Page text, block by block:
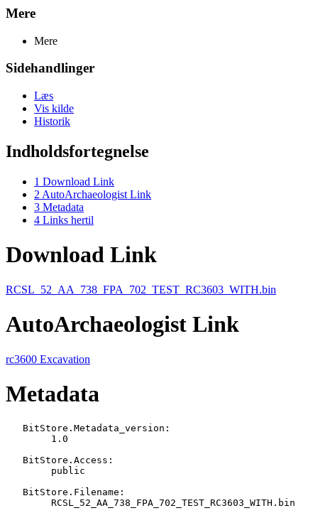
Mere
Mere
Sidehandlinger
Læs
Vis kilde
Historik
Indholdsfortegnelse
1 Download Link
2 AutoArchaeologist Link
3 Metadata
4 Links hertil
Download Link
RCSL_52_AA_738_FPA_702_TEST_RC3603_WITH.bin
AutoArchaeologist Link
rc3600 Excavation
Metadata
   BitStore.Metadata_version:
   BitStore.Access:
   BitStore.Filename: